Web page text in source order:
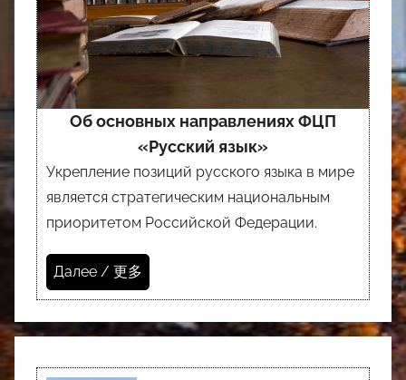
Об основных направлениях ФЦП
«Русский язык»
Укрепление позиций русского языка в мире
является стратегическим национальным
приоритетом Российской Федерации.
Далее / 更多